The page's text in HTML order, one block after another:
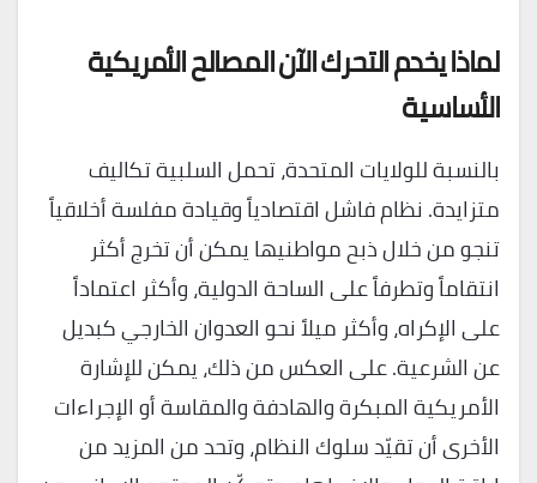
لماذا يخدم التحرك الآن المصالح الأمريكية
الأساسية
بالنسبة للولايات المتحدة، تحمل السلبية تكاليف
متزايدة. نظام فاشل اقتصادياً وقيادة مفلسة أخلاقياً
تنجو من خلال ذبح مواطنيها يمكن أن تخرج أكثر
انتقاماً وتطرفاً على الساحة الدولية، وأكثر اعتماداً
على الإكراه، وأكثر ميلاً نحو العدوان الخارجي كبديل
عن الشرعية. على العكس من ذلك، يمكن للإشارة
الأمريكية المبكرة والهادفة والمقاسة أو الإجراءات
الأخرى أن تقيّد سلوك النظام، وتحد من المزيد من